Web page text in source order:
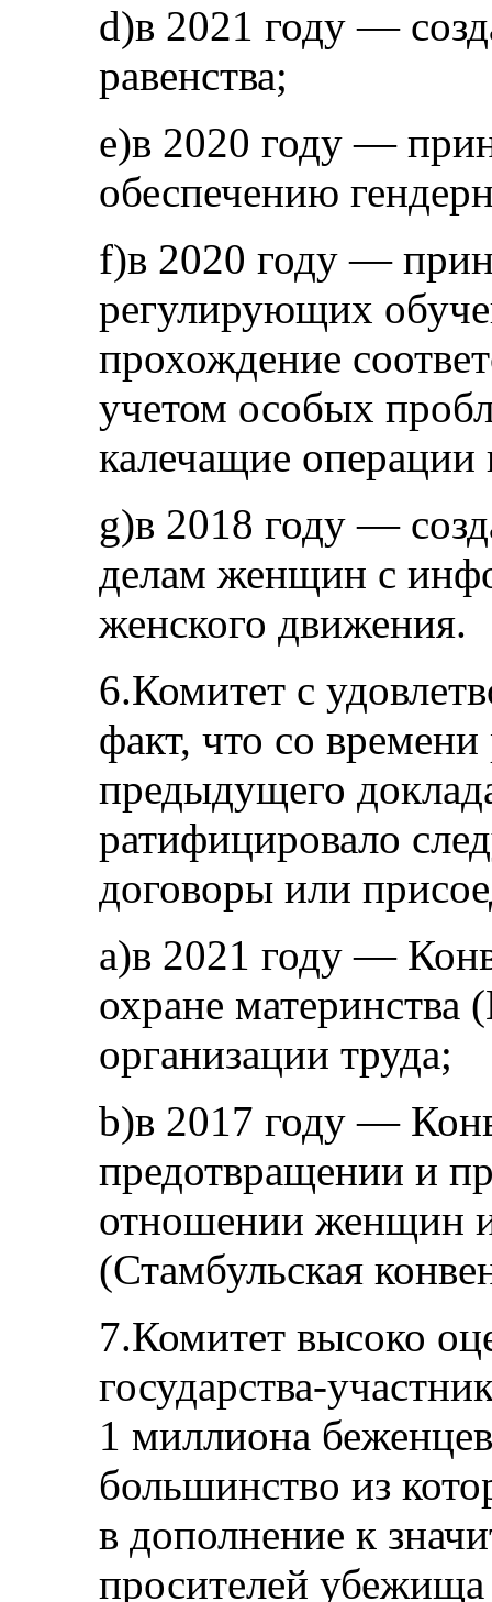
d)в 2021 году —
равенства;
e)в 2020 году —
обеспечению
f)в 2020 году —
регулирующих
прохождение
учетом особых
калечащие
g)в 2018 году —
делам женщин с
женского движения.
6.Комитет с
факт, что со
предыдущего
ратифицировало
договоры или
a)в 2021 году —
охране
организации труда;
b)в 2017 году —
предотвращении и
отношении женщин
(Стамбульская
7.Комитет высоко
государства-
1 миллиона
большинство из
в дополнение к
просителей